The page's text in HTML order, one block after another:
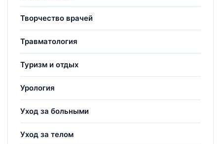
Творчество врачей
Травматология
Туризм и отдых
Урология
Уход за больными
Уход за телом